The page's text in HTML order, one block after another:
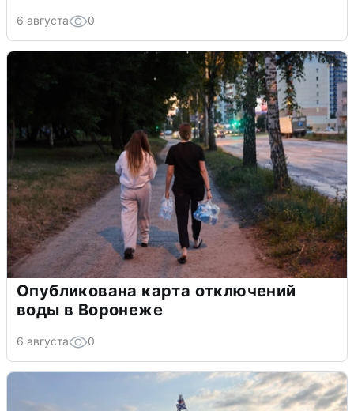
6 августа 0
Опубликована карта отключений
воды в Воронеже
6 августа 0